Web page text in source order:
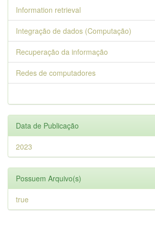
Information retrieval
Integração de dados (Computação)
Recuperação da informação
Redes de computadores
Data de Publicação
2023
Possuem Arquivo(s)
true